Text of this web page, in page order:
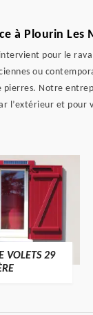
à Plourin
pour le
ou
Notre
l’extérieur et
VOLETS 29